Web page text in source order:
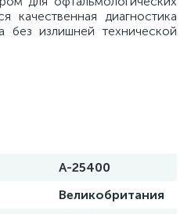
качественная диагностика
без излишней технической
A-25400
Великобритания